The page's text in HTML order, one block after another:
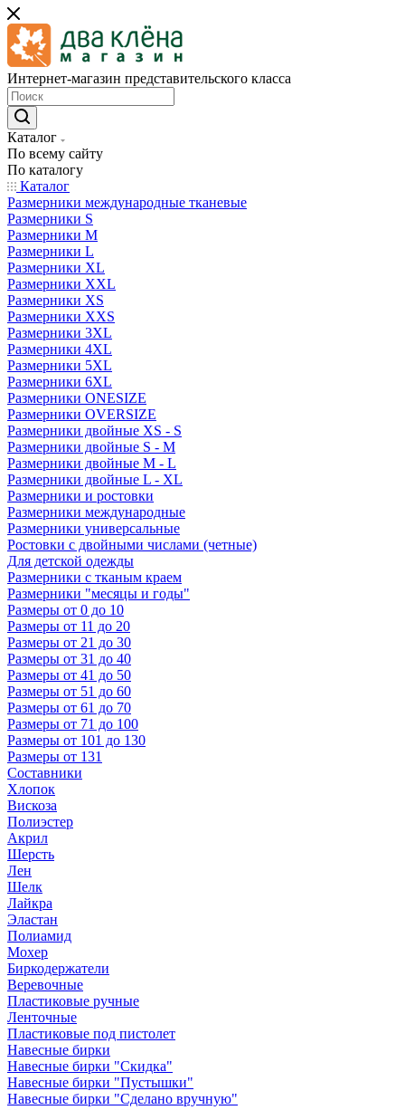
Интернет-магазин представительского класса
Каталог
По всему сайту
По каталогу
Каталог
Размерники международные тканевые
Размерники S
Размерники M
Размерники L
Размерники XL
Размерники XXL
Размерники XS
Размерники XXS
Размерники 3XL
Размерники 4XL
Размерники 5XL
Размерники 6XL
Размерники ONESIZE
Размерники OVERSIZE
Размерники двойные XS - S
Размерники двойные S - M
Размерники двойные M - L
Размерники двойные L - XL
Размерники и ростовки
Размерники международные
Размерники универсальные
Ростовки с двойными числами (четные)
Для детской одежды
Размерники с тканым краем
Размерники "месяцы и годы"
Размеры от 0 до 10
Размеры от 11 до 20
Размеры от 21 до 30
Размеры от 31 до 40
Размеры от 41 до 50
Размеры от 51 до 60
Размеры от 61 до 70
Размеры от 71 до 100
Размеры от 101 до 130
Размеры от 131
Составники
Хлопок
Вискоза
Полиэстер
Акрил
Шерсть
Лен
Шелк
Лайкра
Эластан
Полиамид
Мохер
Биркодержатели
Веревочные
Пластиковые ручные
Ленточные
Пластиковые под пистолет
Навесные бирки
Навесные бирки "Скидка"
Навесные бирки "Пустышки"
Навесные бирки "Сделано вручную"